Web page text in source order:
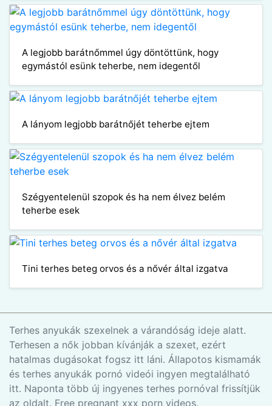
A legjobb barátnőmmel úgy döntöttünk, hogy
egymástól esünk teherbe, nem idegentől
A lányom legjobb barátnőjét teherbe ejtem
Szégyentelenül szopok és ha nem élvez belém
teherbe esek
Tini terhes beteg orvos és a nővér által izgatva
Terhes anyukák szexelnek a várandóság ideje alatt.
Terhesen a nők jobban kívánják a szexet, ezért
hatalmas dugásokat fogsz itt láni. Állapotos kismamák
és terhes anyukák pornó videói ingyen megtalálható
itt. Naponta több új ingyenes terhes pornóval frissítjük
az oldalt. Free pregnant xxx porn videos.